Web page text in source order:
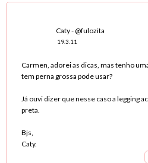
Caty - @fulozita
19.3.11
Carmen, adorei as dicas, mas tenho
tem perna grossa pode usar?
Já ouvi dizer que nesse caso a legging
preta.
Bjs,
Caty.